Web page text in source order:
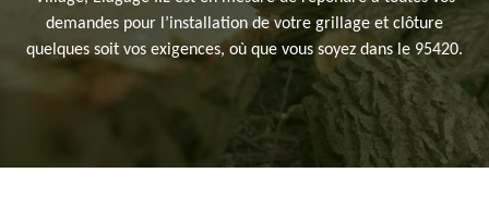
demandes pour l’installation de votre grillage et clôture
quelques soit vos exigences, où que vous soyez dans le 95420.